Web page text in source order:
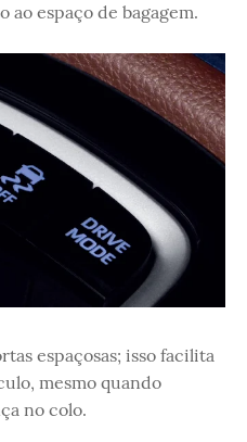
ao espaço de bagagem.
espaçosas; isso facilita
mesmo quando
no colo.